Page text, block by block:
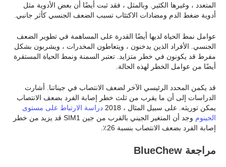
المتعدد ، وغيرها الكثير. وبالمثل ، فقد ثبت أيضًا أن بعض الأدوية مثل
أدوية ضغط الدم ومضادات الاكتئاب تسبب الضعف الجنسي كأثر جانبي.
عوامل نمط الحياة لديها أيضًا القدرة على المساهمة في تطوير الضعف
الجنسي. الأفراد الذين يدخنون ، ويتعاطون المخدرات ، ويشربون بشكل
مفرط قد يكونون في خطر متزايد. تعتبر السمنة ونمط الحياة المستقرة
أيضًا من عوامل الخطر لهذه الحالة.
قد يكمن المحدد الرئيسي الآخر لضعف الانتصاب في جيناتنا. أشارت
الدراسات إلى أن ما يقرب من ثلث خطر إصابة الفرد بضعف الانتصاب
يمكن توريثه. على سبيل المثال ، 2018
دراسة الارتباط على مستوى
الجينوم
وجد أن المتغير الجيني بالقرب من جين SIM1 قد يزيد من خطر
إصابة الفرد بضعف الانتصاب بنسبة 26٪.
مراجعة BlueChew